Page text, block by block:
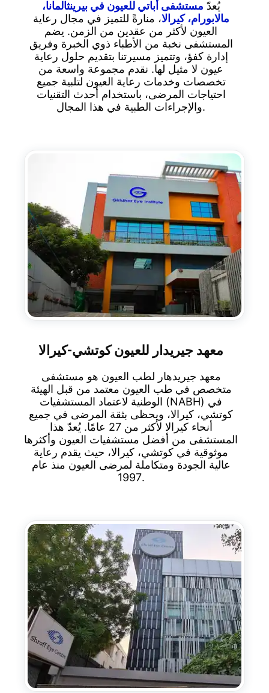
يُعدّ مستشفى أباتي للعيون في بيرينثالمانا،
مالابورام، كيرالا، منارةً للتميز في مجال رعاية
العيون لأكثر من عقدين من الزمن. يضم
المستشفى نخبة من الأطباء ذوي الخبرة وفريق
إدارة كفؤ، وتتميز مسيرتنا بتقديم حلول رعاية
عيون لا مثيل لها. نقدم مجموعة واسعة من
تخصصات وخدمات رعاية العيون لتلبية جميع
احتياجات المرضى، باستخدام أحدث التقنيات
والإجراءات الطبية في هذا المجال.
معهد جيريدار للعيون كوتشي-كيرالا
معهد جيريدهار لطب العيون هو مستشفى
متخصص في طب العيون معتمد من قبل الهيئة
الوطنية لاعتماد المستشفيات (NABH) في
كوتشي، كيرالا، ويحظى بثقة المرضى في جميع
أنحاء كيرالا لأكثر من 27 عامًا. يُعدّ هذا
المستشفى من أفضل مستشفيات العيون وأكثرها
موثوقية في كوتشي، كيرالا، حيث يقدم رعاية
عالية الجودة ومتكاملة لمرضى العيون منذ عام
1997.